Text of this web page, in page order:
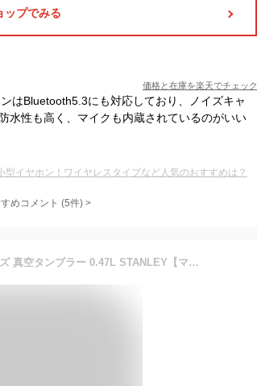
ップでみる
価格と在庫を楽天でチェック
はBluetooth5.3にも対応しており、ノイズキャ
水性も高く、マイクも内蔵されているのがいい
型イヤホン！ワイヤレスタイプなど人気のおすすめは？
めコメント (5件) >
【公認店】スタンレー ゴーシリーズ 真空タンブラー 0.47L STANLEY【マグ 真空 運動会 マグカップ 二層 断熱 マイボトル コーヒー 珈琲 保温 保冷 おしゃれ メンズ キャンプ アウトドア オフィス スタンレイ 蓋付き フタ付き 誕生日プレゼント 】